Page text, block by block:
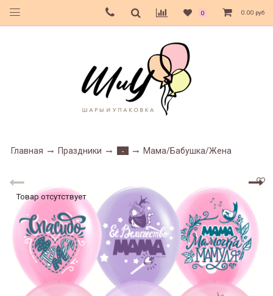
0 0.00 руб
Главная Праздники - Мама/Бабушка/Жена
Товар отсутствует